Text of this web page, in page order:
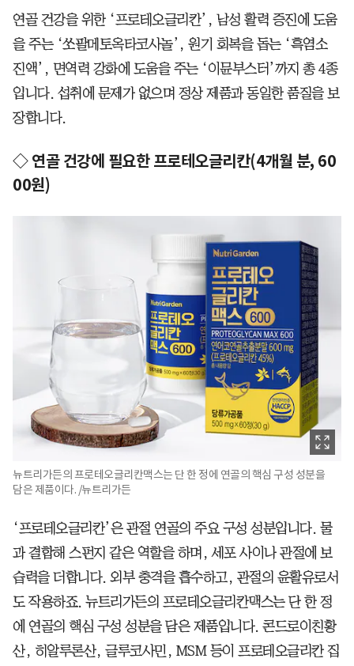
연골 건강을 위한 ‘프로테오글리칸’, 남성 활력 증진에 도움
을 주는 ‘쏘팔메토옥타코사놀’, 원기 회복을 돕는 ‘흑염소
진액’, 면역력 강화에 도움을 주는 ‘이뮨부스터’까지 총 4종
입니다. 섭취에 문제가 없으며 정상 제품과 동일한 품질을 보
장합니다.
◇ 연골 건강에 필요한 프로테오글리칸(4개월 분, 60
00원)
뉴트리가든의 프로테오글리칸맥스는 단 한 정에 연골의 핵심 구성 성분을
담은 제품이다. /뉴트리가든
‘프로테오글리칸’은 관절 연골의 주요 구성 성분입니다. 물
과 결합해 스펀지 같은 역할을 하며, 세포 사이나 관절에 보
습력을 더합니다. 외부 충격을 흡수하고, 관절의 윤활유로서
도 작용하죠. 뉴트리가든의 프로테오글리칸맥스는 단 한 정
에 연골의 핵심 구성 성분을 담은 제품입니다. 콘드로이친황
산, 히알루론산, 글루코사민, MSM 등이 프로테오글리칸 집